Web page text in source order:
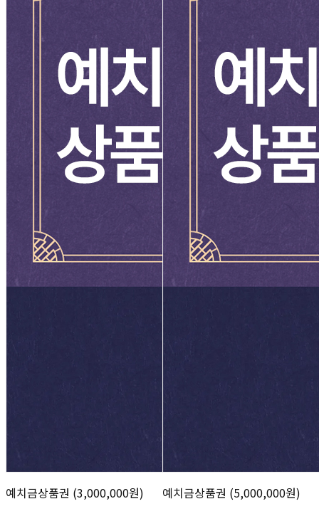
예치금상품권 (3,000,000원) 예치금상품권 (5,000,000원)